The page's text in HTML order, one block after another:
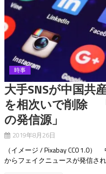
時事
大手SNSが中国共
を相次いで削除
の発信源」
2019年8月26日
（イメージ / Pixabay CC0 1.0
からフェイクニュースが発信さ